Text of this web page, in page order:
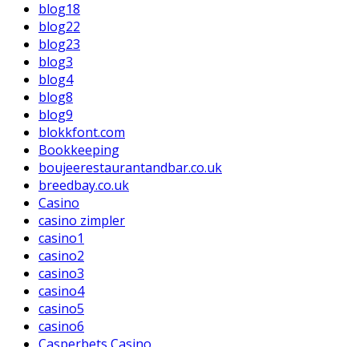
blog18
blog22
blog23
blog3
blog4
blog8
blog9
blokkfont.com
Bookkeeping
boujeerestaurantandbar.co.uk
breedbay.co.uk
Casino
casino zimpler
casino1
casino2
casino3
casino4
casino5
casino6